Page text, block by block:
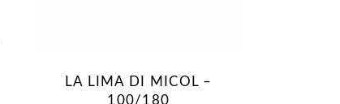
LA LIMA DI MICOL –
100/180